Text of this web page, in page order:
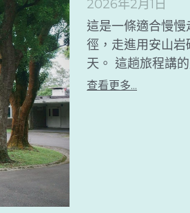
2026年2月1日
這是一條適合慢
徑，走進用安山
天。 這趟旅程講
查看更多...